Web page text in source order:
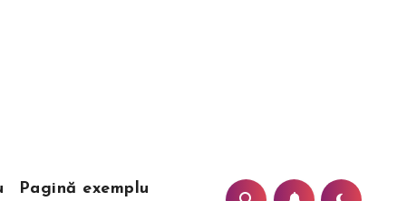
Pagină exemplu